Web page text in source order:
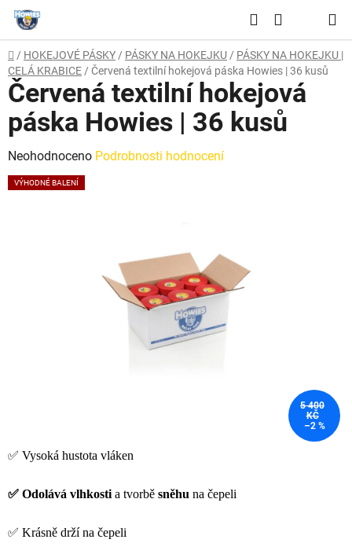
Přejít
obsah
Hledat
KOŠÍK
Domů
/ HOKEJOVÉ PÁSKY / PÁSKY NA HOKEJKU / PÁSKY NA HOKEJKU |
CELÁ KRABICE / Červená textilní hokejová páska Howies | 36 kusů
✅ Vysoká hustota vláken
✅ Odolává vlhkosti a tvorbě sněhu na čepeli
✅ Krásně drží na čepeli
Červená textilní hokejová
páska Howies | 36 kusů
Průměrné
hodnocení
Neohodnoceno Podrobnosti hodnocení
VÝHODNÉ BALENÍ
5 400
KČ
–2 %